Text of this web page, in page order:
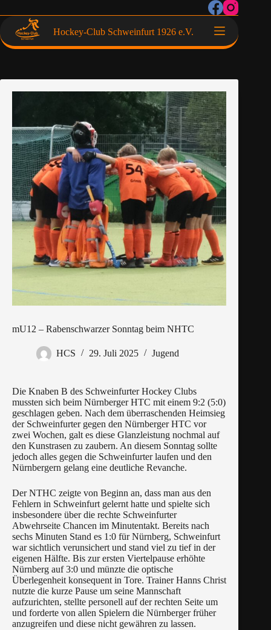
Hockey-Club Schweinfurt 1926 e.V.
mU12 – Rabenschwarzer Sonntag beim NHTC
HCS 29. Juli 2025 Jugend
Die Knaben B des Schweinfurter Hockey Clubs
mussten sich beim Nürnberger HTC mit einem 9:2 (5:0)
geschlagen geben. Nach dem überraschenden Heimsieg
der Schweinfurter gegen den Nürnberger HTC vor
zwei Wochen, galt es diese Glanzleistung nochmal auf
den Kunstrasen zu zaubern. An diesem Sonntag sollte
jedoch alles gegen die Schweinfurter laufen und den
Nürnbergern gelang eine deutliche Revanche.
Der NTHC zeigte von Beginn an, dass man aus den
Fehlern in Schweinfurt gelernt hatte und spielte sich
insbesondere über die rechte Schweinfurter
Abwehrseite Chancen im Minutentakt. Bereits nach
sechs Minuten Stand es 1:0 für Nürnberg, Schweinfurt
war sichtlich verunsichert und stand viel zu tief in der
eigenen Hälfte. Bis zur ersten Viertelpause erhöhte
Nürnberg auf 3:0 und münzte die optische
Überlegenheit konsequent in Tore. Trainer Hanns Christ
nutzte die kurze Pause um seine Mannschaft
aufzurichten, stellte personell auf der rechten Seite um
und forderte von allen Spielern die Nürnberger früher
anzugreifen und diese nicht gewähren zu lassen.